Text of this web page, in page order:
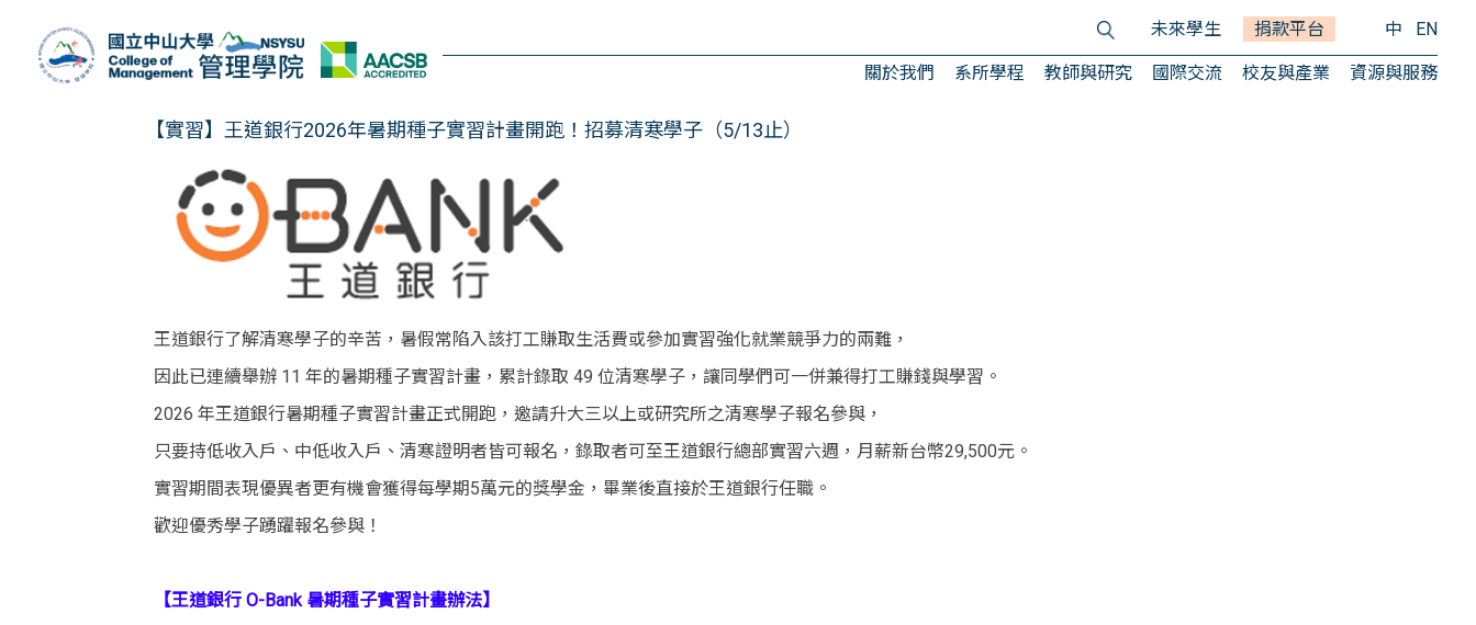
關於我們 系所學程 教師與研究 國際交流 校友與產業 資源與服務
未來學生 捐款平台 中 EN
【實習】王道銀行2026年暑期種子實習計畫開跑！招募清寒學子（5/13止）
王道銀行了解清寒學子的辛苦，暑假常陷入該打工賺取生活費或參加實習強化就業競爭力的兩難，
因此已連續舉辦 11 年的暑期種子實習計畫，累計錄取 49 位清寒學子，讓同學們可一併兼得打工賺錢與學習。
2026 年王道銀行暑期種子實習計畫正式開跑，邀請升大三以上或研究所之清寒學子報名參與，
只要持低收入戶、中低收入戶、清寒證明者皆可報名，錄取者可至王道銀行總部實習六週，月薪新台幣29,500元。
實習期間表現優異者更有機會獲得每學期5萬元的獎學金，畢業後直接於王道銀行任職。
歡迎優秀學子踴躍報名參與！
【王道銀行 O-Bank 暑期種子實習計畫辦法】